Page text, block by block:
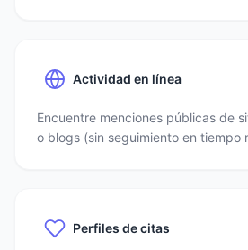
Actividad en línea
Encuentre menciones públicas de
o blogs (sin seguimiento en tiempo
Perfiles de citas